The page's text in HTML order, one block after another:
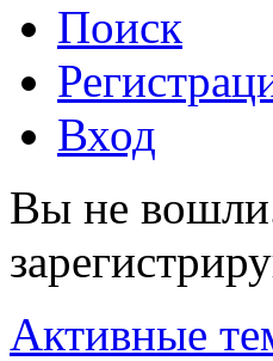
Поиск
Вход
Вы не
Активные